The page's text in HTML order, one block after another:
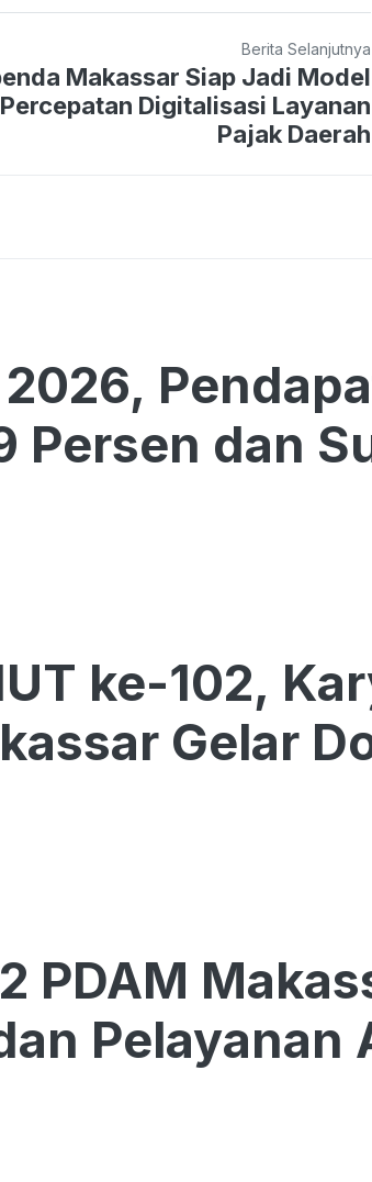
Berita Selanjutnya
Makassar Siap Jadi Model
Percepatan Digitalisasi Layanan
Pajak Daerah
Persen dan
ke-102,
Gelar
PDAM
Pelayanan